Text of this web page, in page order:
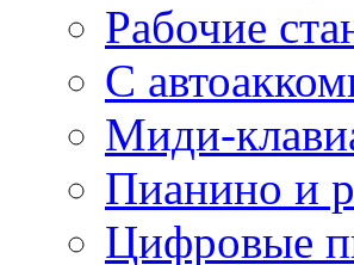
Рабочие
С
Миди-
Пианино и
Цифровые